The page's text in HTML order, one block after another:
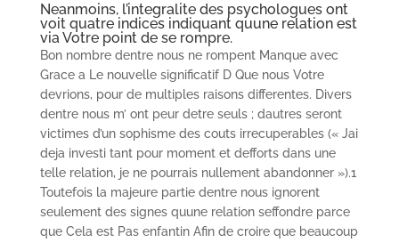
Neanmoins, l’integralite des psychologues ont
voit quatre indices indiquant quune relation est
via Votre point de se rompre.
Bon nombre dentre nous ne rompent Manque avec
Grace a Le nouvelle significatif D Que nous Votre
devrions, pour de multiples raisons differentes. Divers
dentre nous m’ ont peur detre seuls ; dautres seront
victimes d’un sophisme des couts irrecuperables (« Jai
deja investi tant pour moment et defforts dans une
telle relation, je ne pourrais nullement abandonner »).1
Toutefois la majeure partie dentre nous ignorent
seulement des signes quune relation seffondre parce
que Cela est Pas enfantin Afin de croire que beaucoup